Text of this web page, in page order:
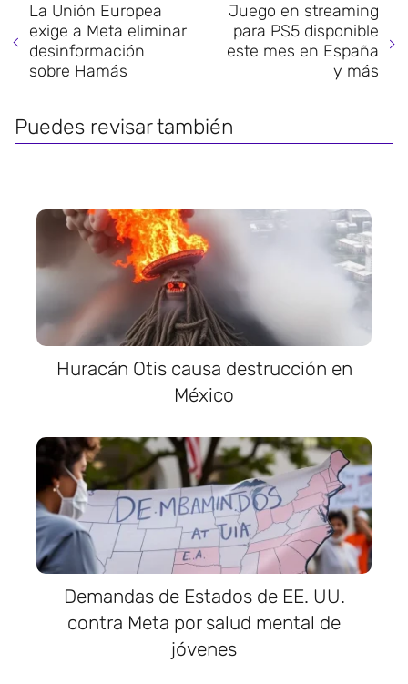
La Unión Europea
exige a Meta eliminar
desinformación
sobre Hamás
Juego en streaming
para PS5 disponible
este mes en España
y más
Puedes revisar también
Huracán Otis causa destrucción en
México
Demandas de Estados de EE. UU.
contra Meta por salud mental de
jóvenes